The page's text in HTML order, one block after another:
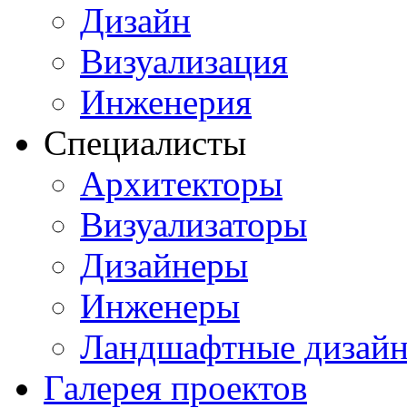
Дизайн
Визуализация
Инженерия
Специалисты
Архитекторы
Визуализаторы
Дизайнеры
Инженеры
Ландшафтные
Галерея проектов